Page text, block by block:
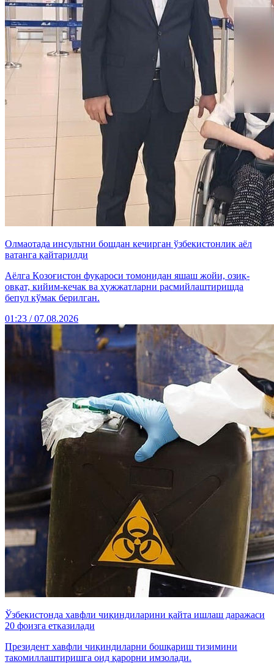
Олмаотада инсультни бошдан кечирган ўзбекистонлик аёл
ватанга қайтарилди
Аёлга Қозоғистон фуқароси томонидан яшаш жойи, озиқ-
овқат, кийим-кечак ва ҳужжатларни расмийлаштиришда
бепул кўмак берилган.
01:23 / 07.08.2026
Ўзбекистонда хавфли чиқиндиларини қайта ишлаш даражаси
20 фоизга етказилади
Президент хавфли чиқиндиларни бошқариш тизимини
такомиллаштиришга оид қарорни имзолади.